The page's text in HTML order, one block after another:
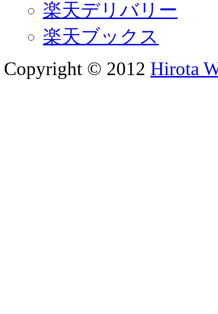
楽天デリバリー
楽天ブックス
Copyright © 2012 Hirota